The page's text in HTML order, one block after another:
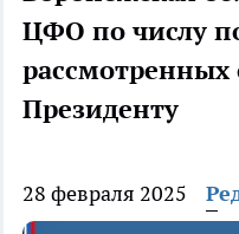
ЦФО по числу
Президенту
28 февраля 2025